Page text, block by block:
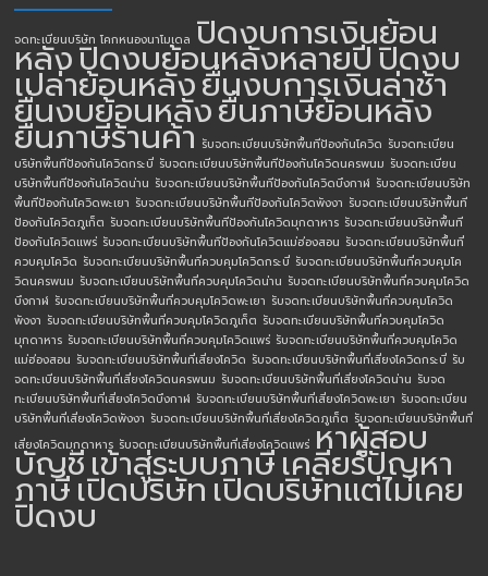
จดทะเบียนบริษัท โคกหนองนาโมเดล ปิดงบการเงินย้อน
หลังปิดงบย้อนหลังหลายปีปิดงบ
เปล่าย้อนหลังยื่นงบการเงินล่าช้า
ยื่นงบย้อนหลังยื่นภาษีย้อนหลัง
ยื่นภาษีร้านค้า รับจดทะเบียนบริษัทพื้นทีป้องกันโควิด รับจดทะเบียน
บริษัทพื้นทีป้องกันโควิดกระบี่ รับจดทะเบียนบริษัทพื้นทีป้องกันโควิดนครพนม รับจดทะเบียน
บริษัทพื้นทีป้องกันโควิดน่าน รับจดทะเบียนบริษัทพื้นทีป้องกันโควิดบึงกาฬ รับจดทะเบียนบริษัท
พื้นทีป้องกันโควิดพะเยา รับจดทะเบียนบริษัทพื้นทีป้องกันโควิดพังงา รับจดทะเบียนบริษัทพื้นที
ป้องกันโควิดภูเก็ต รับจดทะเบียนบริษัทพื้นทีป้องกันโควิดมุกดาหาร รับจดทะเบียนบริษัทพื้นที
ป้องกันโควิดแพร่ รับจดทะเบียนบริษัทพื้นทีป้องกันโควิดแม่ฮ่องสอน รับจดทะเบียนบริษัทพื้นที่
ควบคุมโควิด รับจดทะเบียนบริษัทพื้นที่ควบคุมโควิดกระบี่ รับจดทะเบียนบริษัทพื้นที่ควบคุมโค
วิดนครพนม รับจดทะเบียนบริษัทพื้นที่ควบคุมโควิดน่าน รับจดทะเบียนบริษัทพื้นที่ควบคุมโควิด
บึงกาฬ รับจดทะเบียนบริษัทพื้นที่ควบคุมโควิดพะเยา รับจดทะเบียนบริษัทพื้นที่ควบคุมโควิด
พังงา รับจดทะเบียนบริษัทพื้นที่ควบคุมโควิดภูเก็ต รับจดทะเบียนบริษัทพื้นที่ควบคุมโควิด
มุกดาหาร รับจดทะเบียนบริษัทพื้นที่ควบคุมโควิดแพร่ รับจดทะเบียนบริษัทพื้นที่ควบคุมโควิด
แม่ฮ่องสอน รับจดทะเบียนบริษัทพื้นที่เสี่ยงโควิด รับจดทะเบียนบริษัทพื้นที่เสี่ยงโควิดกระบี่ รับ
จดทะเบียนบริษัทพื้นที่เสี่ยงโควิดนครพนม รับจดทะเบียนบริษัทพื้นที่เสี่ยงโควิดน่าน รับจด
ทะเบียนบริษัทพื้นที่เสี่ยงโควิดบึงกาฬ รับจดทะเบียนบริษัทพื้นที่เสี่ยงโควิดพะเยา รับจดทะเบียน
บริษัทพื้นที่เสี่ยงโควิดพังงา รับจดทะเบียนบริษัทพื้นที่เสี่ยงโควิดภูเก็ต รับจดทะเบียนบริษัทพื้นที่
เสี่ยงโควิดมุกดาหาร รับจดทะเบียนบริษัทพื้นที่เสี่ยงโควิดแพร่ หาผู้สอบ
บัญชีเข้าสู่ระบบภาษีเคลียร์ปัญหา
ภาษีเปิดบริษัทเปิดบริษัทแต่ไม่เคย
ปิดงบ